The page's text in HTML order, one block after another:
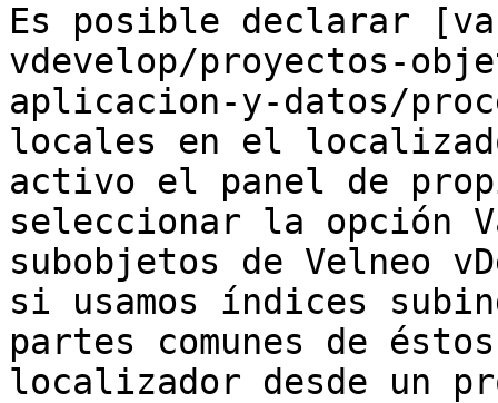
Es posible declarar
vdevelop/proyectos-
aplicacion-y-datos/
locales en el
activo el panel de
seleccionar la opción
subobjetos de Velneo
si usamos índices
partes comunes de
localizador desde un